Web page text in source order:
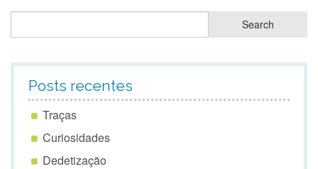
Posts recentes
Traças
Curiosidades
Dedetização